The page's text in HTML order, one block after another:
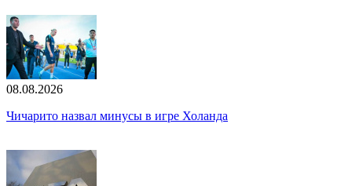
08.08.2026
Чичарито назвал минусы в игре Холанда